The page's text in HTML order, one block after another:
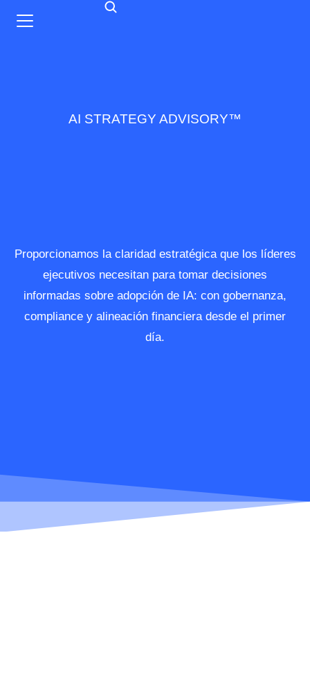
AI STRATEGY ADVISORY™
Proporcionamos la claridad estratégica que los líderes
ejecutivos necesitan para tomar decisiones
informadas sobre adopción de IA: con gobernanza,
compliance y alineación financiera desde el primer
día.